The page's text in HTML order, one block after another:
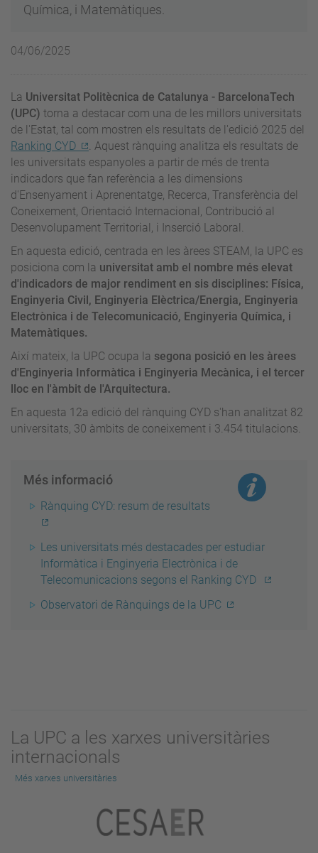
Química, i Matemàtiques.
04/06/2025
La Universitat Politècnica de Catalunya - BarcelonaTech
(UPC) torna a destacar com una de les millors universitats
de l'Estat, tal com mostren els resultats de l'edició 2025 del
Ranking CYD
. Aquest rànquing analitza els resultats de
les universitats espanyoles a partir de més de trenta
indicadors que fan referència a les dimensions
d'Ensenyament i Aprenentatge, Recerca, Transferència del
Coneixement, Orientació Internacional, Contribució al
Desenvolupament Territorial, i Inserció Laboral.
En aquesta edició, centrada en les àrees STEAM, la UPC es
posiciona com la universitat amb el nombre més elevat
d'indicadors de major rendiment en sis disciplines: Física,
Enginyeria Civil, Enginyeria Elèctrica/Energia, Enginyeria
Electrònica i de Telecomunicació, Enginyeria Química, i
Matemàtiques.
Així mateix, la UPC ocupa la segona posició en les àrees
d'Enginyeria Informàtica i Enginyeria Mecànica, i el tercer
lloc en l'àmbit de l'Arquitectura.
En aquesta 12a edició del rànquing CYD s'han analitzat 82
universitats, 30 àmbits de coneixement i 3.454 titulacions.
Més informació
Rànquing CYD: resum de resultats
Les universitats més destacades per estudiar
Informàtica i Enginyeria Electrònica i de
Telecomunicacions segons el Ranking CYD
Observatori de Rànquings de la UPC
La UPC a les xarxes universitàries
internacionals
Més xarxes universitàries